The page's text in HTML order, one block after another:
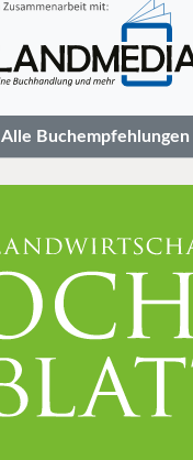
Alle Buchempfehlungen